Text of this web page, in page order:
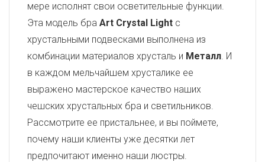
мере исполнят свои осветительные функции.
Эта модель бра Art Crystal Light с
хрустальными подвесками выполнена из
комбинации материалов хрусталь и Металл. И
в каждом мельчайшем хрусталике ее
выражено мастерское качество наших
чешских хрустальных бра и светильников.
Рассмотрите ее пристальнее, и вы поймете,
почему наши клиенты уже десятки лет
предпочитают именно наши люстры.